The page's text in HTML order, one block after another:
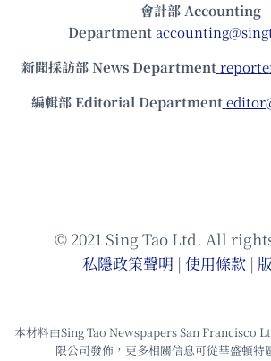
會計部 Accounting
Department
新聞採訪部 News Department
編輯部 Editorial Department
© 2021 Sing Tao Ltd. All
私隱政策聲明 | 使⽤條款 |
本材料由Sing Tao Newspapers San Francisco
限公司發佈，更多相關信息可從華盛頓特